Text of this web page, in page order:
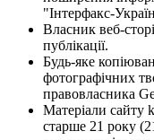
"Інтерфакс-
Власник веб-
публікації.
Будь-яке
фотографічних
правовласника
Матеріали сайту
старше 21 року